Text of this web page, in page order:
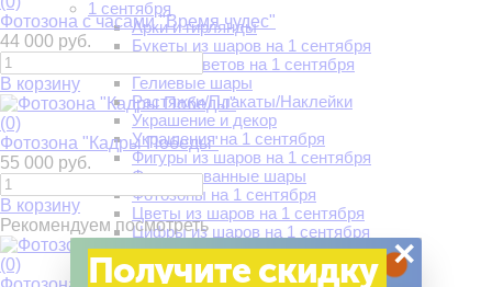
1 сентября
Арки и гирлянды
Букеты из шаров на 1 сентября
Букеты цветов на 1 сентября
Гелиевые шары
Растяжки/Плакаты/Наклейки
Украшение и декор
Украшения на 1 сентября
Фигуры из шаров на 1 сентября
Фольгированные шары
Фотозоны на 1 сентября
Цветы из шаров на 1 сентября
Цифры из шаров на 1 сентября
14 февраля
Воздушные шары
Фотозона с часами "Время чудес"
44 000 руб.
В корзину
(0)
Фотозона "Кадры Победы"
55 000 руб.
В корзину
Рекомендуем посмотреть
(0)
Получите скидку ×